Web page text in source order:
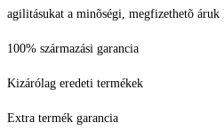
agilitásukat a minõségi, megfizethetõ áruk
100% származási garancia
Kizárólag eredeti termékek
Extra termék garancia